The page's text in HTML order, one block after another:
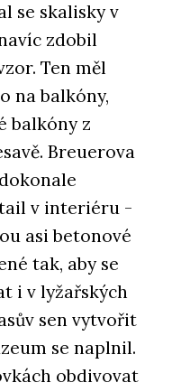
se skalisky v
zdobil
Ten měl
na balkóny,
balkóny z
Breuerova
v interiéru -
asi betonové
tak, aby se
i v lyžařských
sen vytvořit
se naplnil.
obdivovat